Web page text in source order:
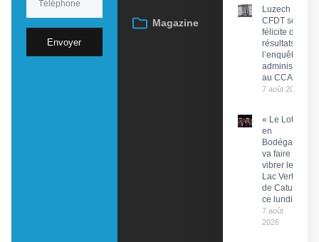
Envoyer
Magazine
Luzech : La
CFDT se
félicite des
résultats de
l’enquête
administrative
au CCAS
7 août 2026
« Le Lot
en
Bodéga »
va faire
vibrer le
Lac Vert
de Catus
ce lundi
7 août
2026